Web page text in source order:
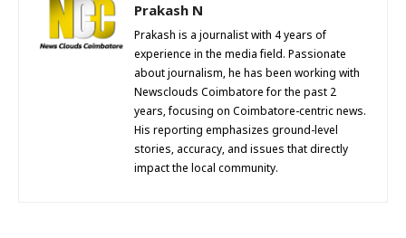
Prakash N
Prakash is a journalist with 4 years of
experience in the media field. Passionate
about journalism, he has been working with
Newsclouds Coimbatore for the past 2
years, focusing on Coimbatore-centric news.
His reporting emphasizes ground-level
stories, accuracy, and issues that directly
impact the local community.